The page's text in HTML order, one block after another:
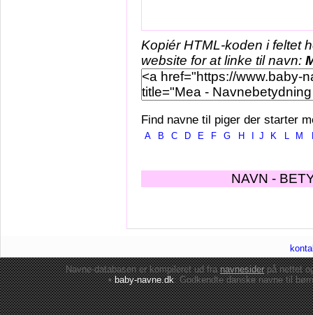
Kopiér HTML-koden i feltet
website for at linke til navn:
Find navne til piger der starter
A B C D E F G H J K L M
NAVN -
Navne-databasen er kompileret ud franavnesiderpå nettet
•baby-navne.dk: Godkendte danskenavne til børn